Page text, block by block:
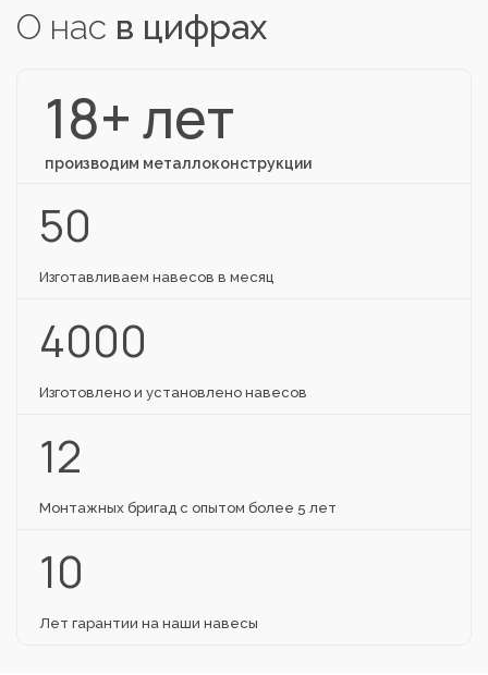
О нас в цифрах
18+ лет
производим металлоконструкции
50
Изготавливаем навесов в месяц
4000
Изготовлено и установлено навесов
12
Монтажных бригад с опытом более 5 лет
10
Лет гарантии на наши навесы